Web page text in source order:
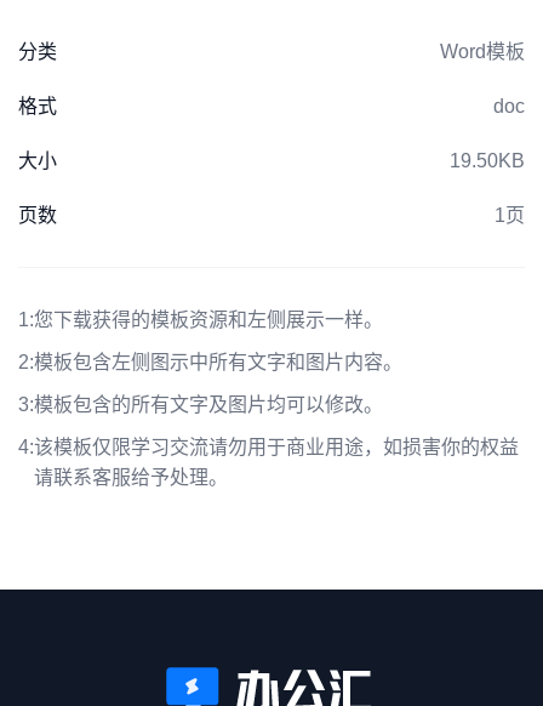
分类 Word模板
格式 doc
大小 19.50KB
页数 1页
1:您下载获得的模板资源和左侧展示一样。
2:模板包含左侧图示中所有文字和图片内容。
3:模板包含的所有文字及图片均可以修改。
4:该模板仅限学习交流请勿用于商业用途，如损害你的权益
请联系客服给予处理。